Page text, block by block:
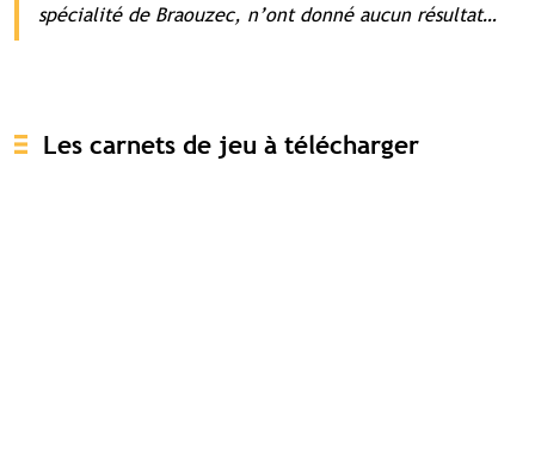
spécialité de Braouzec, n’ont donné aucun résultat…
Les carnets de jeu à télécharger